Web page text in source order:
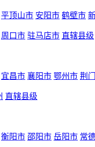
平顶山市 安阳市 鹤壁市
周口市 驻马店市 直辖县级
宜昌市 襄阳市 鄂州市 荆
直辖县级
衡阳市 邵阳市 岳阳市 常